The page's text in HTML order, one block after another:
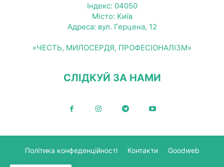
Індекс: 04050
Місто: Київ
Адреса: вул. Герцена, 12
«ЧЕСТЬ, МИЛОСЕРДЯ, ПРОФЕСІОНАЛІЗМ»
СЛІДКУЙ ЗА НАМИ
Політика конфеденційності Контакти Goodweb